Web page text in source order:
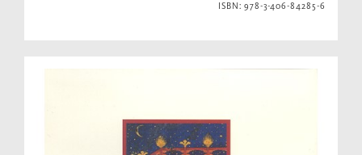
ISBN: 978-3-406-84285-6